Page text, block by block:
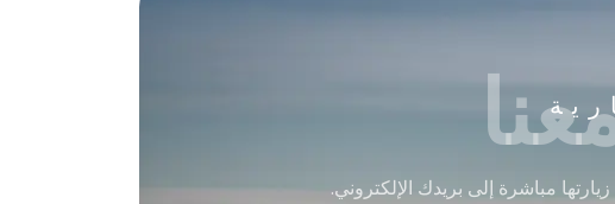
مباشرة إلى بريدك الإلكتروني.